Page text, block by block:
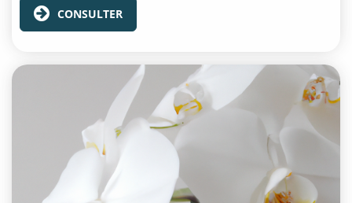
CONSULTER